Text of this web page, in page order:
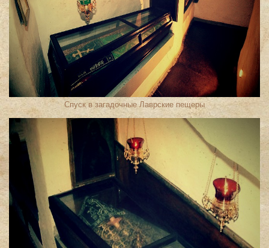
Спуск в загадочные Лаврские пещеры